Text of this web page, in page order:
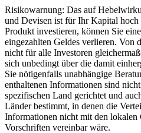
Risikowarnung: Das auf
und Devisen ist für Ihr Kapital hoch
Produkt investieren, können Sie
eingezahlten Geldes verlieren. Von
nicht für alle Investoren
sich unbedingt über die damit
Sie nötigenfalls unabhängige
enthaltenen Informationen sind
spezifischen Land gerichtet und
Länder bestimmt, in denen die
Informationen nicht mit den lokalen
Vorschriften vereinbar wäre.